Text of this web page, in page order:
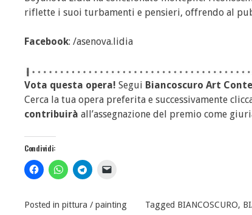
riflette i suoi turbamenti e pensieri, offrendo al
Facebook: /asenova.lidia
Vota questa opera! Segui Biancoscuro Art
Cerca la tua opera preferita e successivamente
contribuirà all’assegnazione del premio come
Condividi:
Posted in pittura / painting Tagged BIANCOSCURO,